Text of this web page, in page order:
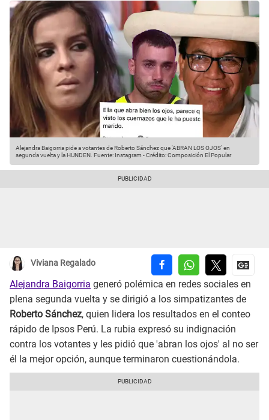
Alejandra Baigorria pide a votantes de Roberto Sánchez que 'ABRAN LOS OJOS' en
segunda vuelta y la HUNDEN. Fuente: Instagram -Crédito: Composición El Popular
Viviana Regalado
Alejandra Baigorria generó polémica en redes sociales en
plena segunda vuelta y se dirigió a los simpatizantes de
Roberto Sánchez, quien lidera los resultados en el conteo
rápido de Ipsos Perú. La rubia expresó su indignación
contra los votantes y les pidió que 'abran los ojos' al no ser
él la mejor opción, aunque terminaron cuestionándola.